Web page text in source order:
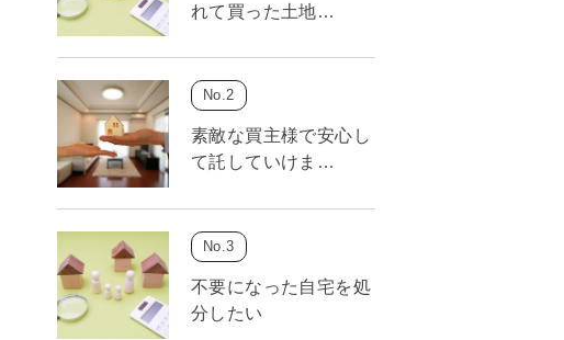
れて買った土地…
素敵な買主様で安心し
て託していけま…
不要になった自宅を処
分したい